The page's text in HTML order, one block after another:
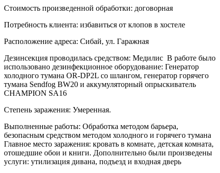
Стоимость произведенной обработки: договорная
Потребность клиента: избавиться от клопов в хостеле
Расположение адреса: Сибай, ул. Гаражная
Дезинсекция проводилась средством: Медилис В работе было
использовано дезинфекционное оборудование: Генератор
холодного тумана OR-DP2L со шлангом, генератор горячего
тумана Sendfog BW20 и аккумуляторный опрыскиватель
CHAMPION SA16
Степень заражения: Умеренная.
Выполненные работы: Обработка методом барьера,
безопасным средством методом холодного и горячего тумана
Главное место заражения: кровать в комнате, детская комната,
отошедшие обои и книги. Дополнительно были произведены
услуги: утилизация дивана, подъезд и входная дверь